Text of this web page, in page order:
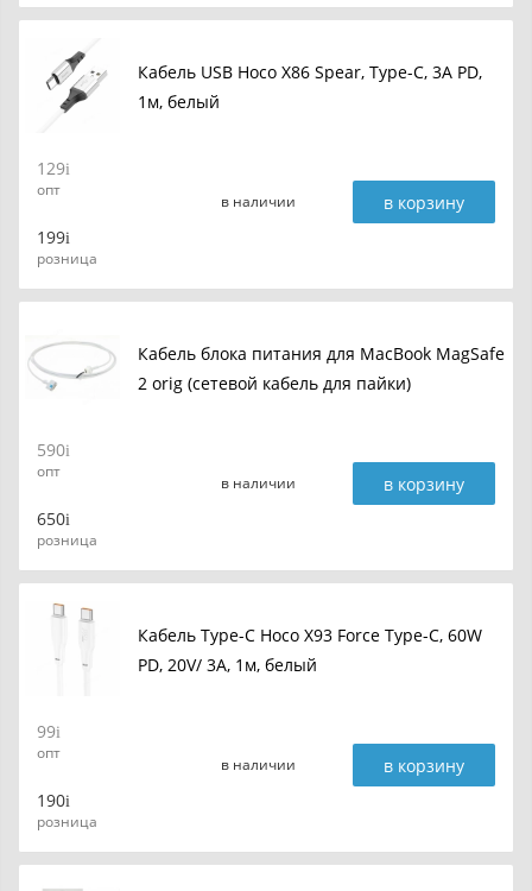
Кабель USB Hoco X86 Spear, Type-C, 3A PD,
1м, белый
129
опт
199
розница
в наличии в корзину
Кабель блока питания для MacBook MagSafe
2 orig (сетевой кабель для пайки)
590
опт
650
розница
в наличии в корзину
Кабель Type-C Hoco X93 Force Type-C, 60W
PD, 20V/ 3A, 1м, белый
99
опт
190
розница
в наличии в корзину